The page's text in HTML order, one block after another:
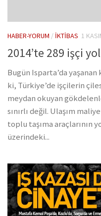
HABER-YORUM / İKTIBAS 1
2014’te 289 işçi
Bugün Isparta’da
ki, Türkiye’de işçilerin
meydan okuyan
sınırlı değil. Ulaşım
toplu taşıma araçlarının
üzerindeki...